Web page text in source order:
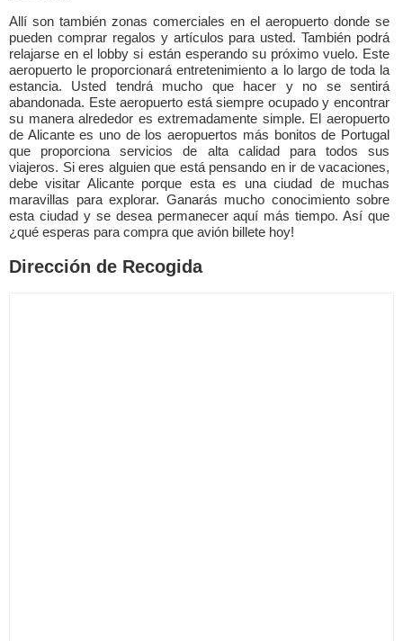
Allí son también zonas comerciales en el aeropuerto donde se
pueden comprar regalos y artículos para usted. También podrá
relajarse en el lobby si están esperando su próximo vuelo. Este
aeropuerto le proporcionará entretenimiento a lo largo de toda la
estancia. Usted tendrá mucho que hacer y no se sentirá
abandonada. Este aeropuerto está siempre ocupado y encontrar
su manera alrededor es extremadamente simple. El aeropuerto
de Alicante es uno de los aeropuertos más bonitos de Portugal
que proporciona servicios de alta calidad para todos sus
viajeros. Si eres alguien que está pensando en ir de vacaciones,
debe visitar Alicante porque esta es una ciudad de muchas
maravillas para explorar. Ganarás mucho conocimiento sobre
esta ciudad y se desea permanecer aquí más tiempo. Así que
¿qué esperas para compra que avión billete hoy!
Dirección de Recogida